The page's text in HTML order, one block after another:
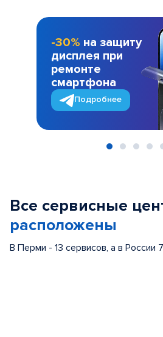
-30% на защиту
дисплея при
ремонте
смартфона
Подробнее
Все сервисные
расположены
В Перми - 13 сервисов, а в России